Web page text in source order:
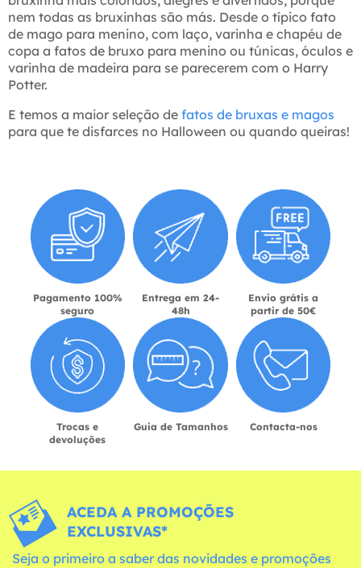
nem todas as bruxinhas são más. Desde o típico fato
de mago para menino, com laço, varinha e chapéu de
copa a fatos de bruxo para menino ou túnicas, óculos e
varinha de madeira para se parecerem com o Harry
Potter.
E temos a maior seleção de fatos de bruxas e magos
para que te disfarces no Halloween ou quando queiras!
Pagamento 100%
seguro
Entrega em 24-
48h
Envio grátis a
partir de 50€
Trocas e
devoluções
Guia de Tamanhos Contacta-nos
ACEDA A PROMOÇÕES
EXCLUSIVAS*
Seja o primeiro a saber das novidades e promoções